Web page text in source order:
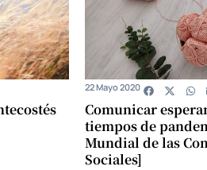
Comunicar
tiempos de
Mundial de las
Sociales]
22 Mayo 2020